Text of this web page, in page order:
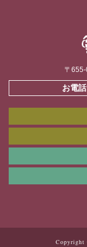
〒
お電
Copyright